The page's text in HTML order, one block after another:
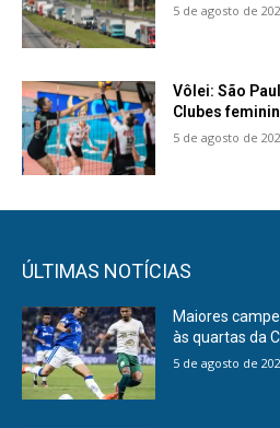
5 de agosto de
Vôlei: São
Clubes
5 de agosto de
ÚLTIMAS NOTÍCIAS
Maiores
às quartas da
5 de agosto de